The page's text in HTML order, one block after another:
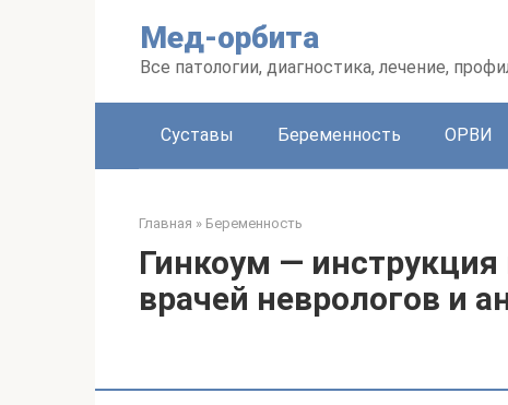
Мед-орбита
Все патологии, диагностика, лечение,
Суставы Беременность ОРВИ
Главная » Беременность
Гинкоум —
врачей неврологов и